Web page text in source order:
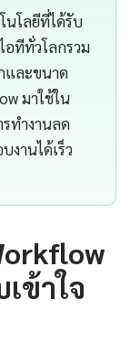
นโลยีที่ได้รับ
อทีทั่วโลกรวม
และขนาด
มาใช้ใน
ทำงานลด
านได้เร็ว
ข้าใจ